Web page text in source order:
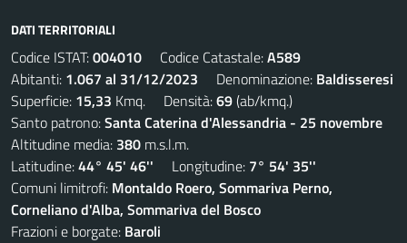
DATI TERRITORIALI
Codice ISTAT:004010 Codice Catastale:A589
Abitanti: 1.067 al 31/12/2023 Denominazione: Baldisseresi
Superficie: 15,33 Kmq. Densità:69(ab/kmq.)
Santo patrono:Santa Caterina d'Alessandria - 25 novembre
Altitudine media: 380 m.s.l.m.
Latitudine:44° 45' 46'' Longitudine: 7° 54' 35''
Comuni limitrofi: Montaldo Roero, Sommariva Perno,
Corneliano d'Alba, Sommariva del Bosco
Frazioni e borgate: Baroli